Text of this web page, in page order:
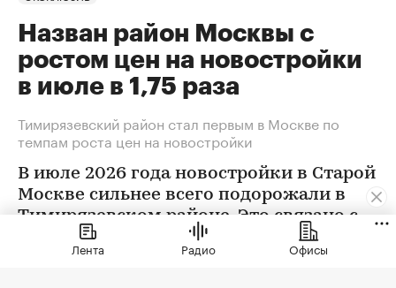
Назван район Москвы с
ростом цен на новостройки
в июле в 1,75 раза
Тимирязевский район стал первым в Москве по
темпам роста цен на новостройки
В июле 2026 года новостройки в Старой
Москве сильнее всего подорожали в
Тимирязевском районе. Это связано с
появлением в экспозиции нового
проекта бизнес-класса
Лента Радио Офисы